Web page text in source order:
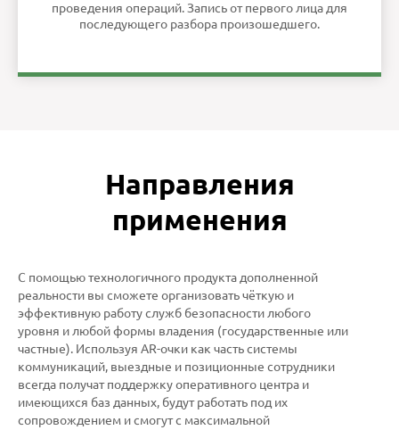
проведения операций. Запись от первого лица для
последующего разбора произошедшего.
Направления
применения
С помощью технологичного продукта дополненной
реальности вы сможете организовать чёткую и
эффективную работу служб безопасности любого
уровня и любой формы владения (государственные или
частные). Используя AR-очки как часть системы
коммуникаций, выездные и позиционные сотрудники
всегда получат поддержку оперативного центра и
имеющихся баз данных, будут работать под их
сопровождением и смогут с максимальной